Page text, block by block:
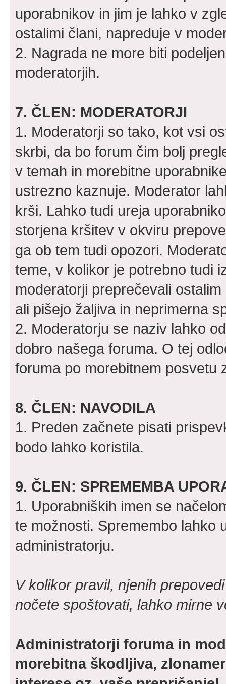
uporabnikov in jim je lahko v
ostalimi člani, napreduje v
2. Nagrada ne more biti
moderatorjih.
7. ČLEN: MODERATORJI
1. Moderatorji so tako, kot vsi
skrbi, da bo forum čim bolj
v temah in morebitne
ustrezno kaznuje. Moderator
krši. Lahko tudi ureja
storjena kršitev v okviru
ga ob tem tudi opozori.
teme, v kolikor je potrebno tudi
moderatorji preprečevali
ali pišejo žaljiva in neprimerna
2. Moderatorju se naziv lahko
dobro našega foruma. O tej
foruma po morebitnem posvetu
8. ČLEN: NAVODILA
1. Preden začnete pisati
bodo lahko koristila.
9. ČLEN: SPREMEMBA
1. Uporabniških imen se
te možnosti. Spremembo lahko
administratorju.
V kolikor pravil, njenih
nočete spoštovati, lahko mirne
Administratorji foruma in
morebitna škodljiva,